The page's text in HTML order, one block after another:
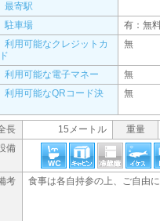
最寄駅
駐車場
有：無
利用可能なクレジットカ
無
利用可能な電子マネー
無
利用可能なQRコード決
無
長 15メートル
重量
備
考 食事は各自持参の上、ご自由